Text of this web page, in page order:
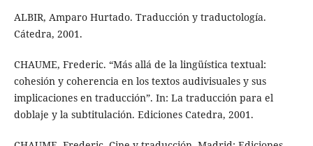
ALBIR, Amparo Hurtado. Traducción y traductología.
Cátedra, 2001.
CHAUME, Frederic. “Más allá de la lingüística textual:
cohesión y coherencia en los textos audivisuales y sus
implicaciones en traducción”. In: La traducción para el
doblaje y la subtitulación. Ediciones Catedra, 2001.